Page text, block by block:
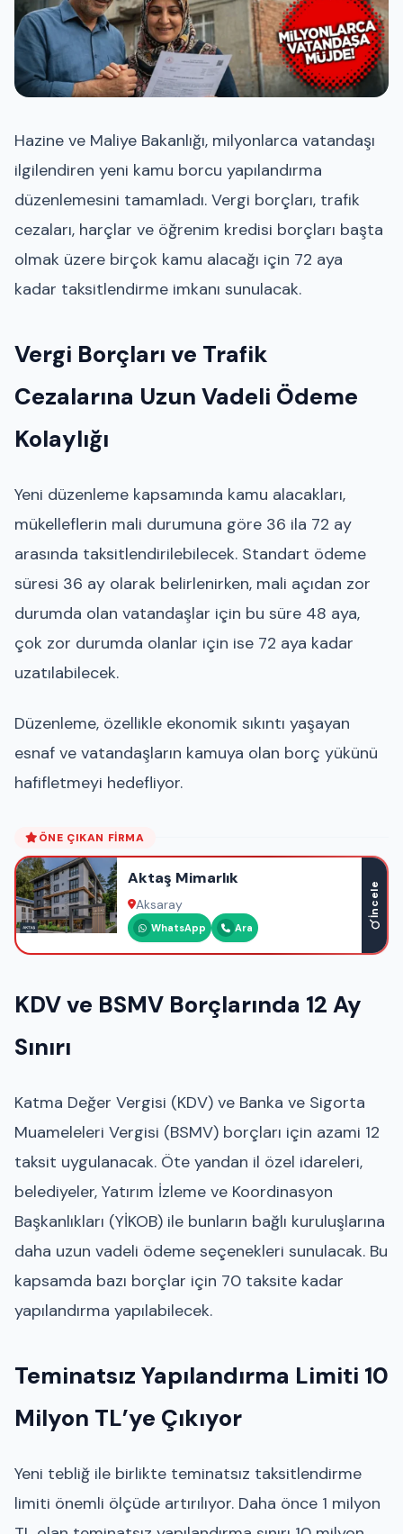
Hazine ve Maliye Bakanlığı, milyonlarca vatandaşı
ilgilendiren yeni kamu borcu yapılandırma
düzenlemesini tamamladı. Vergi borçları, trafik
cezaları, harçlar ve öğrenim kredisi borçları başta
olmak üzere birçok kamu alacağı için 72 aya
kadar taksitlendirme imkanı sunulacak.
Vergi Borçları ve Trafik
Cezalarına Uzun Vadeli Ödeme
Kolaylığı
Yeni düzenleme kapsamında kamu alacakları,
mükelleflerin mali durumuna göre 36 ila 72 ay
arasında taksitlendirilebilecek. Standart ödeme
süresi 36 ay olarak belirlenirken, mali açıdan zor
durumda olan vatandaşlar için bu süre 48 aya,
çok zor durumda olanlar için ise 72 aya kadar
uzatılabilecek.
Düzenleme, özellikle ekonomik sıkıntı yaşayan
esnaf ve vatandaşların kamuya olan borç yükünü
hafifletmeyi hedefliyor.
ÖNE ÇIKAN FIRMA
Aktaş Mimarlık
Aksaray
WhatsApp Ara
İncele
KDV ve BSMV Borçlarında 12 Ay
Sınırı
Katma Değer Vergisi (KDV) ve Banka ve Sigorta
Muameleleri Vergisi (BSMV) borçları için azami 12
taksit uygulanacak. Öte yandan il özel idareleri,
belediyeler, Yatırım İzleme ve Koordinasyon
Başkanlıkları (YİKOB) ile bunların bağlı kuruluşlarına
daha uzun vadeli ödeme seçenekleri sunulacak. Bu
kapsamda bazı borçlar için 70 taksite kadar
yapılandırma yapılabilecek.
Teminatsız Yapılandırma Limiti 10
Milyon TL’ye Çıkıyor
Yeni tebliğ ile birlikte teminatsız taksitlendirme
limiti önemli ölçüde artırılıyor. Daha önce 1 milyon